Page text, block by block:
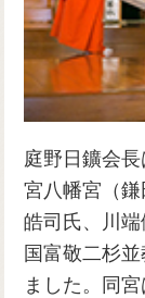
庭野日鑛会
宮八幡宮（
皓司氏、川端
国富敬二杉
ました。同